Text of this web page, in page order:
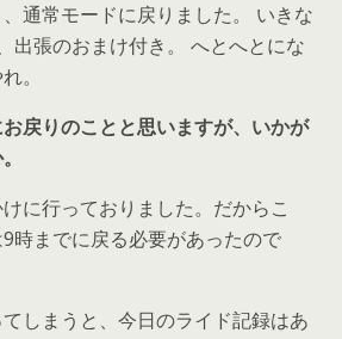
通常モードに戻りました。 いきな
出張のおまけ付き。 へとへとにな
。
戻りのことと思いますが、いかが
に行っておりました。だからこ
時までに戻る必要があったので
しまうと、今日のライド記録はあ